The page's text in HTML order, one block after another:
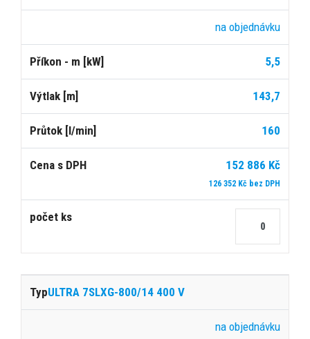
na objednávku
5,5
143,7
160
152 886 Kč
126 352 Kč bez DPH
ULTRA 7SLXG-800/14 400 V
na objednávku